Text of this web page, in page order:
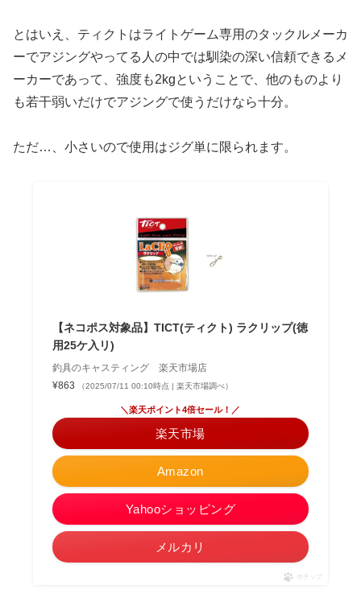
とはいえ、ティクトはライトゲーム専用のタックルメーカ
ーでアジングやってる人の中では馴染の深い信頼できるメ
ーカーであって、強度も2kgということで、他のものより
も若干弱いだけでアジングで使うだけなら十分。
ただ…、小さいので使用はジグ単に限られます。
【ネコポス対象品】TICT(ティクト) ラクリップ(徳
用25ケ入リ)
釣具のキャスティング 楽天市場店
¥863
（2025/07/11 00:10時点 | 楽天市場調べ）
Amazon
＼楽天ポイント4倍セール！／
楽天市場
Yahooショッピング
メルカリ
ポチップ